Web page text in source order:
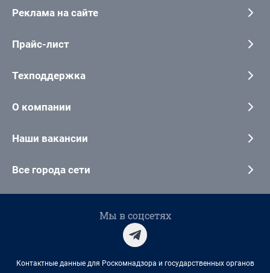
Реклама на сайте
Прайс-лист
Техподдержка
О компании
Наши вакансии
Все города сети
Мы в соцсетях
Контактные данные для Роскомнадзора и государственных органов